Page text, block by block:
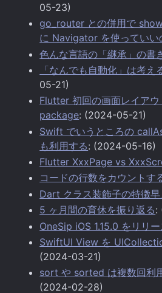
05-23)
go_router との併用で
に Navigator を使っていい
色んな言語の「継承」の書
「なんでも自動化」は考え
05-21)
Flutter 初回の画面レイアウ
package: (2024-05-21)
Swift でいうところの
も利用する: (2024-05-16)
Flutter XxxPage vs
コードの行数をカウントす
Dart クラス装飾子の特徴早
5 ヶ月間の育休を振り返る:
OneSip iOS 1.15.0 をリリ
SwiftUI View を
(2024-03-21)
sort や sorted は複数回利
(2024-02-28)